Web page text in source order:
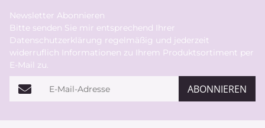
Newsletter Abonnieren
Bitte senden Sie mir entsprechend Ihrer
Datenschutzerklärung regelmäßig und jederzeit
widerruflich Informationen zu Ihrem Produktsortiment per
E-Mail zu.
E-Mail-Adresse ABONNIEREN